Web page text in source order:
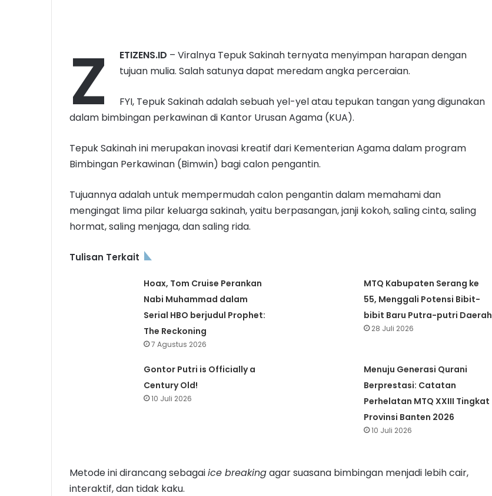
Z ETIZENS.ID – Viralnya Tepuk Sakinah ternyata menyimpan harapan dengan
tujuan mulia. Salah satunya dapat meredam angka perceraian.
FYI, Tepuk Sakinah adalah sebuah yel-yel atau tepukan tangan yang digunakan
dalam bimbingan perkawinan di Kantor Urusan Agama (KUA).
Tepuk Sakinah ini merupakan inovasi kreatif dari Kementerian Agama dalam program
Bimbingan Perkawinan (Bimwin) bagi calon pengantin.
Tujuannya adalah untuk mempermudah calon pengantin dalam memahami dan
mengingat lima pilar keluarga sakinah, yaitu berpasangan, janji kokoh, saling cinta, saling
hormat, saling menjaga, dan saling rida.
Tulisan Terkait
Hoax, Tom Cruise Perankan
Nabi Muhammad dalam
Serial HBO berjudul Prophet:
The Reckoning
7 Agustus 2026
MTQ Kabupaten Serang ke
55, Menggali Potensi Bibit-
bibit Baru Putra-putri Daerah
28 Juli 2026
Gontor Putri is Officially a
Century Old!
10 Juli 2026
Menuju Generasi Qurani
Berprestasi: Catatan
Perhelatan MTQ XXIII Tingkat
Provinsi Banten 2026
10 Juli 2026
Metode ini dirancang sebagaiice breakingagar suasana bimbingan menjadi lebih cair,
interaktif, dan tidak kaku.